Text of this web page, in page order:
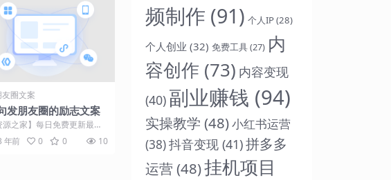
友圈文案
发朋友圈的励志文案
源之家】每日免费更新最热
副业项目资源 01 身处险境
在谋求安稳，活...
年前 0 0 10
频制作 (91) 个人IP(28)
个人创业 (32) 免费工具(27) 内
容创作 (73) 内容变现
(40) 副业赚钱 (94)
实操教学 (48)小红书运营
(38)抖音变现 (41)拼多多
运营 (48)挂机项目